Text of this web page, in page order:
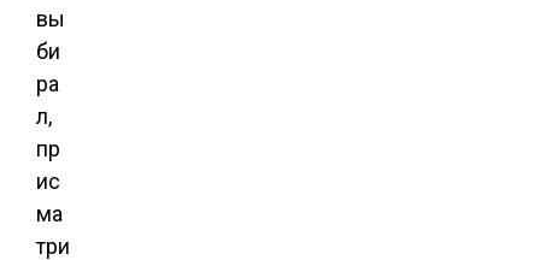
вы
би
ра
л,
пр
ис
ма
три